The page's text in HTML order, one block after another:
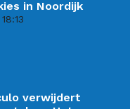
in Noordijk
18:13
verwijdert